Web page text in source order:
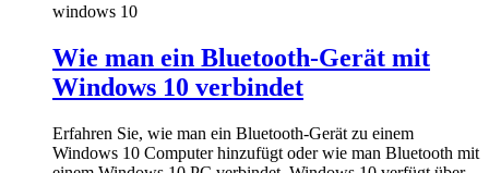
windows 10
Wie man ein Bluetooth-Gerät mit
Windows 10 verbindet
Erfahren Sie, wie man ein Bluetooth-Gerät zu einem
Windows 10 Computer hinzufügt oder wie man Bluetooth mit